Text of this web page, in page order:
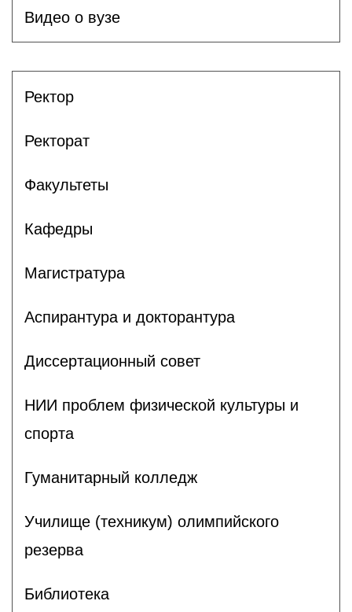
Видео о вузе
Ректор
Ректорат
Факультеты
Кафедры
Магистратура
Аспирантура и докторантура
Диссертационный совет
НИИ проблем физической культуры и
спорта
Гуманитарный колледж
Училище (техникум) олимпийского
резерва
Библиотека